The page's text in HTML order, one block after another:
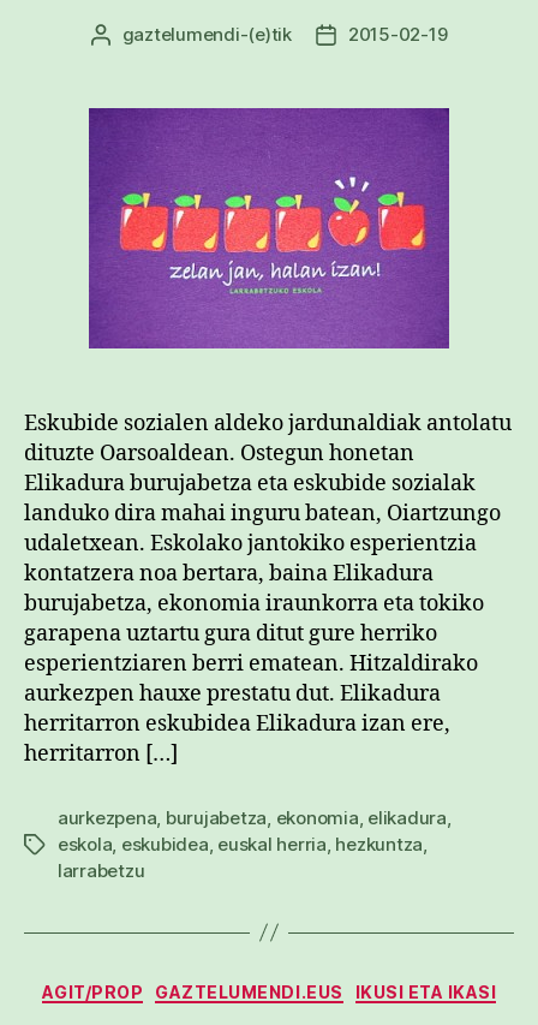
Argitalpenaren
gaztelumendi-(e)tik
Argitalpenaren
2015-02-19
Eskubide sozialen aldeko jardunaldiak antolatu
dituzte Oarsoaldean. Ostegun honetan
Elikadura burujabetza eta eskubide sozialak
landuko dira mahai inguru batean, Oiartzungo
udaletxean. Eskolako jantokiko esperientzia
kontatzera noa bertara, baina Elikadura
burujabetza, ekonomia iraunkorra eta tokiko
garapena uztartu gura ditut gure herriko
esperientziaren berri ematean. Hitzaldirako
aurkezpen hauxe prestatu dut. Elikadura
herritarron eskubidea Elikadura izan ere,
herritarron […]
Etiketak
aurkezpena burujabetza ekonomia elikadura
eskola eskubidea euskal herria hezkuntza
larrabetzu
Kategoriak
AGIT/PROP GAZTELUMENDI.EUS IKUSI ETA IKASI